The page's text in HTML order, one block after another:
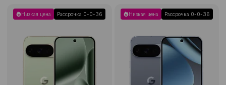
Низкая цена Рассрочка 0-0-36 Низкая цена Рассрочка 0-0-36